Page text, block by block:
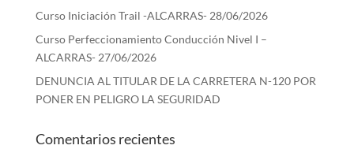
Curso Iniciación Trail -ALCARRAS- 28/06/2026
Curso Perfeccionamiento Conducción Nivel I –
ALCARRAS- 27/06/2026
DENUNCIA AL TITULAR DE LA CARRETERA N-120 POR
PONER EN PELIGRO LA SEGURIDAD
Comentarios recientes